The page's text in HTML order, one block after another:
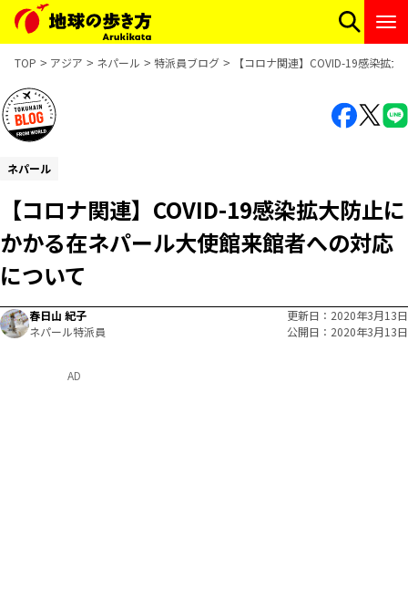
TOP アジア ネパール 特派員ブログ 【コロナ関連】COVID-19感染拡
ネパール
【コロナ関連】COVID-19感染拡大防止に
かかる在ネパール大使館来館者への対応
について
春日山 紀子
ネパール特派員
更新日
2020年3月13日
公開日
2020年3月13日
AD